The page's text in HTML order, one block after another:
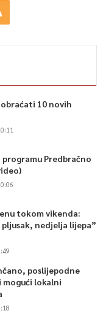
10 novih
programu Predbračno
tokom vikenda:
nedjelja lijepa”
poslijepodne
lokalni